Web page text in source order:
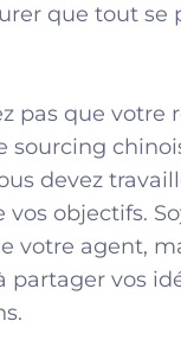
que tout se
pas que votre
sourcing
devez
objectifs.
votre agent,
partager vos